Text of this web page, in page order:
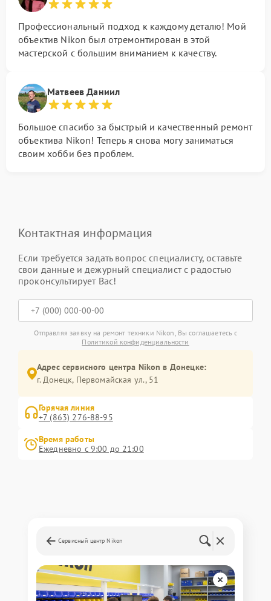
Профессиональный подход к каждому деталю! Мой
объектив Nikon был отремонтирован в этой
мастерской с большим вниманием к качеству.
Матвеев Даниил
Большое спасибо за быстрый и качественный ремонт
объектива Nikon! Теперь я снова могу заниматься
своим хобби без проблем.
Контактная информация
Если требуется задать вопрос специалисту, оставьте
свои данные и дежурный специалист с радостью
проконсультирует Вас!
Отправляя заявку на ремонт техники Nikon, Вы соглашаетесь с
Политикой конфиденциальности
Адрес сервисного центра Nikon в Донецке:
г. Донецк, Первомайская ул., 51
Горячая линия
+7 (863) 276-88-95
Время работы
Ежедневно с 9:00 до 21:00
Сервисный центр Nikon